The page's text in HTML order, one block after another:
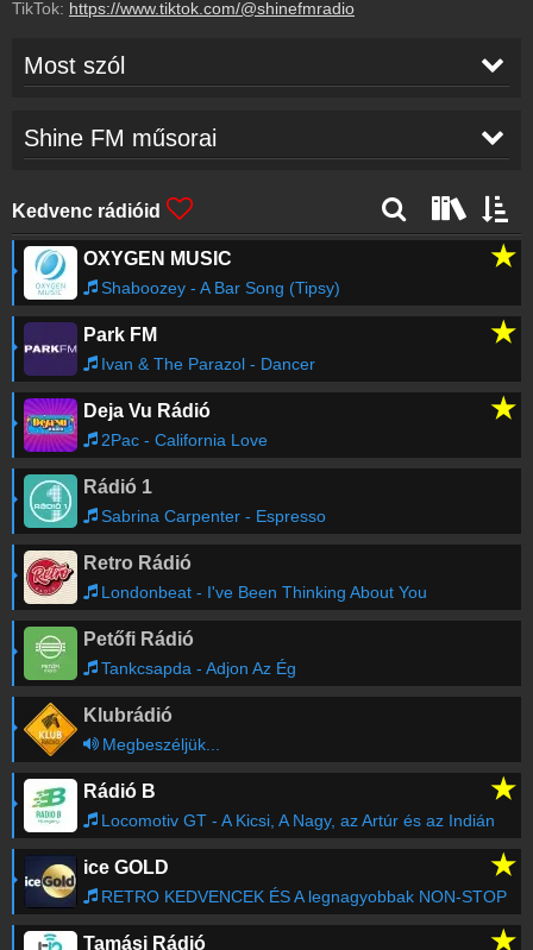
TikTok: https://www.tiktok.com/@shinefmradio
Most szól
Version)
16:21 Alok & Ilkay Sencan feat. Tove Lo
Goodbye
16:18 The Weeknd
16:15 Kygo feat. Paul McCartney & Michael Jackson
Say Say Say
16:11 Gloria Estefan
Régebbi számok lekérése
Shine FM műsorai
Kedvenc rádióid
OXYGEN MUSIC ★
Shaboozey - A Bar Song (Tipsy)
Park FM ★
Ivan & The Parazol - Dancer
Deja Vu Rádió ★
2Pac - California Love
Rádió 1
Sabrina Carpenter - Espresso
Retro Rádió
Londonbeat - I've Been Thinking About You
Petőfi Rádió
Tankcsapda - Adjon Az Ég
Klubrádió
Megbeszéljük...
Rádió B ★
Locomotiv GT - A Kicsi, A Nagy, az Artúr és az Indián
ice GOLD ★
RETRO KEDVENCEK ÉS A legnagyobbak NON-STOP
Tamási Rádió ★